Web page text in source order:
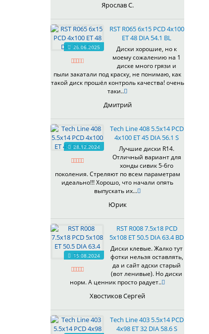
Ярослав С.
26.06.2025
RST R065 6x15 PCD 4x100
ET 48 DIA 54.1 BL
Диски хорошие, но к
моему сожалению на 1
диске много грязи и
пыли закатали под краску, не понимаю, как
такой диск прошёл контроль качества! очень
таки..
Дмитрий
28.12.2024
Tech Line 408 5.5x14 PCD
4x100 ET 45 DIA 56.1 S
Лучшие диски R14.
Отличный вариант для
хонды сивик 5-6го
поколения. Стреляют по всем параметрам
идеально!!! Хорошо, что начали опять
выпускать их...
Юрик
15.08.2024
RST R008 7.5x18 PCD
5x108 ET 50.5 DIA 63.4 BD
Диски клевые. Жалко тут
фотки нельзя оставлять,
да и сайт адски старый
(вот ленивые). Но диски
норм. А ценник просто радует..
Хвостиков Сергей
Tech Line 403 5.5x14 PCD
4x98 ET 32 DIA 58.6 S